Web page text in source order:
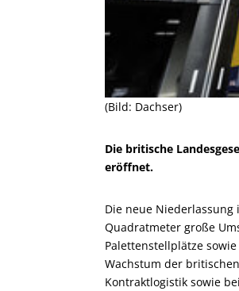
(Bild: Dachser)
Die britische
eröffnet.
Die neue
Quadratmeter große
Palettenstellplätze
Wachstum der
Kontraktlogistik sowie